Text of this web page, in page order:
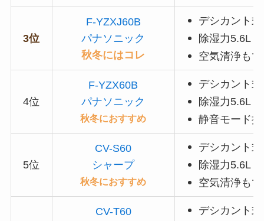
3位
F-YZXJ60B
パナソニック
秋冬にはコレ
デシカント式
除湿力5.6L
空気清浄も
4位
F-YZX60B
パナソニック
秋冬におすすめ
デシカント式
除湿力5.6L
静音モード
5位
CV-S60
シャープ
秋冬におすすめ
デシカント式
除湿力5.6L
空気清浄も
CV-T60
デシカント式